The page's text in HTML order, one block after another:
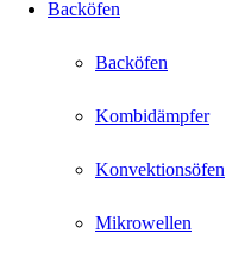
Backöfen
Backöfen
Kombidämpfer
Konvektionsöfen
Mikrowellen